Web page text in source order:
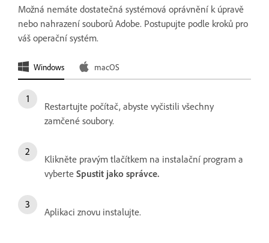
Možná nemáte dostatečná systémová oprávnění k úpravě
nebo nahrazení souborů Adobe. Postupujte podle kroků pro
váš operační systém.
Windows macOS
Restartujte počítač, abyste vyčistili všechny
zamčené soubory.
Klikněte pravým tlačítkem na instalační program a
vyberte Spustit jako správce.
Aplikaci znovu instalujte.